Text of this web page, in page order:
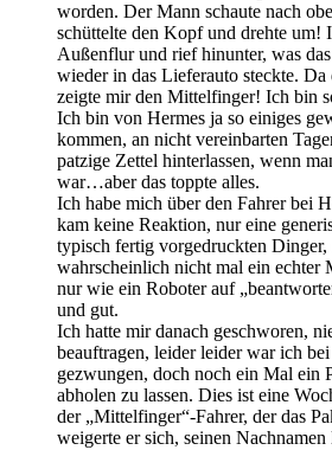
worden. Der Mann schaute nach
schüttelte den Kopf und drehte um!
Außenflur und rief hinunter, was
wieder in das Lieferauto steckte. Da
zeigte mir den Mittelfinger! Ich bin
Ich bin von Hermes ja so einiges
kommen, an nicht vereinbarten
patzige Zettel hinterlassen, wenn
war…aber das toppte alles.
Ich habe mich über den Fahrer bei
kam keine Reaktion, nur eine
typisch fertig vorgedruckten Dinger,
wahrscheinlich nicht mal ein echter
nur wie ein Roboter auf
und gut.
Ich hatte mir danach geschworen,
beauftragen, leider leider war ich
gezwungen, doch noch ein Mal ein
abholen zu lassen. Dies ist eine
der „Mittelfinger“-Fahrer, der das
weigerte er sich, seinen